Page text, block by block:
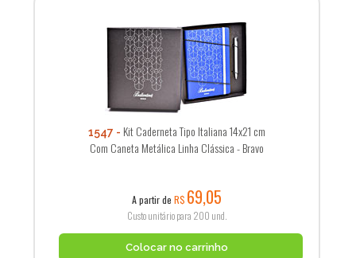
1547
Kit Caderneta Tipo Italiana 14x21 cm
Com Caneta Metálica Linha Clássica - Bravo
A partir de R$ 69,05
Custo unitário para 200 und.
Colocar no carrinho